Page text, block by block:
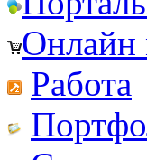
Онлайн
Работа